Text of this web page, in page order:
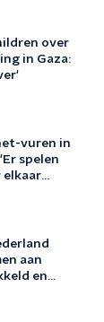
over
in Gaza:
vuren in
spelen
elkaar
aan
en